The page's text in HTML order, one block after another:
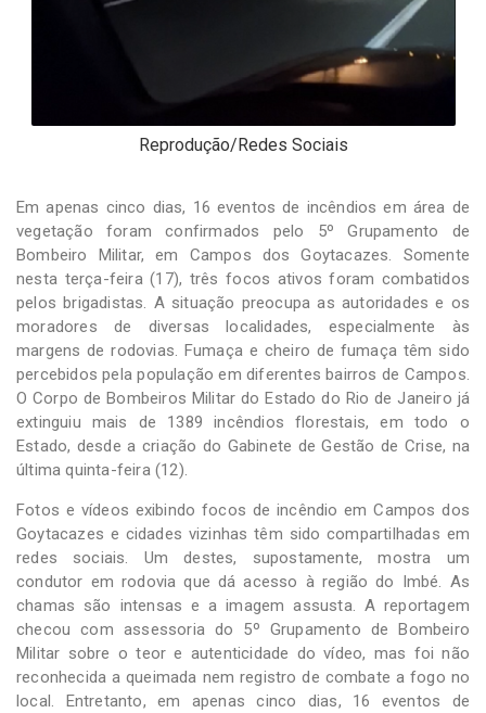
Reprodução/Redes Sociais
Em apenas cinco dias, 16 eventos de incêndios em área de
vegetação foram confirmados pelo 5º Grupamento de
Bombeiro Militar, em Campos dos Goytacazes. Somente
nesta terça-feira (17), três focos ativos foram combatidos
pelos brigadistas. A situação preocupa as autoridades e os
moradores de diversas localidades, especialmente às
margens de rodovias. Fumaça e cheiro de fumaça têm sido
percebidos pela população em diferentes bairros de Campos.
O Corpo de Bombeiros Militar do Estado do Rio de Janeiro já
extinguiu mais de 1389 incêndios florestais, em todo o
Estado, desde a criação do Gabinete de Gestão de Crise, na
última quinta-feira (12).
Fotos e vídeos exibindo focos de incêndio em Campos dos
Goytacazes e cidades vizinhas têm sido compartilhadas em
redes sociais. Um destes, supostamente, mostra um
condutor em rodovia que dá acesso à região do Imbé. As
chamas são intensas e a imagem assusta. A reportagem
checou com assessoria do 5º Grupamento de Bombeiro
Militar sobre o teor e autenticidade do vídeo, mas foi não
reconhecida a queimada nem registro de combate a fogo no
local. Entretanto, em apenas cinco dias, 16 eventos de